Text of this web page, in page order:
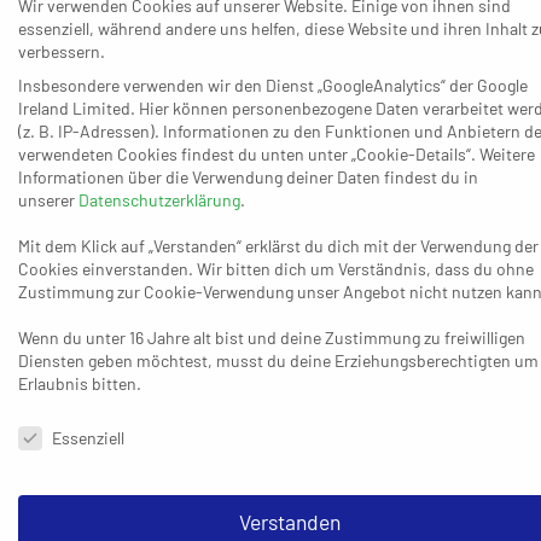
eines Spitzenreiters eiskalt ausgenutzt hat.“ Molsner zollte
seinem Team aus der Distanz ebenfalls Respekt: „Hut ab! Mit
diesem Kader gegen diesen Gegner 48 Minuten auf
Augenhöhe.“
Bis zum 7:7 (17.) war die Begegnung eine ausgeglichene
erspielten – 10:7 (20.), 13:9 (25.), 15:10 (29.). Die Hausherren
dachten allerdings nicht daran, die Punkte kampflos
(34.) zum 18:18-Ausgleich (40.). Felix Molsner (44.) und ein
Führung, die in der Schlussphase allerdings nicht reichte.
Korschenbroich bestrafte die Fehler der Gastgeber und schlug
Wir verwenden Cookies auf unserer Website. Einige von ihnen sind
essenziell, während andere uns helfen, diese Website und ihren Inhalt
verbessern.
Insbesondere verwenden wir den Dienst „GoogleAnalytics“ der Google
Ireland Limited. Hier können personenbezogene Daten verarbeitet
(z. B. IP-Adressen). Informationen zu den Funktionen und Anbietern
verwendeten Cookies findest du unten unter „Cookie-Details“. Weitere
Informationen über die Verwendung deiner Daten findest du in
unserer Datenschutzerklärung.
Mit dem Klick auf „Verstanden“ erklärst du dich mit der Verwendung der
Cookies einverstanden. Wir bitten dich um Verständnis, dass du ohne
Zustimmung zur Cookie-Verwendung unser Angebot nicht nutzen
Wenn du unter 16 Jahre alt bist und deine Zustimmung zu freiwilligen
Diensten geben möchtest, musst du deine Erziehungsberechtigten um
Erlaubnis bitten.
Datenschutzeinstellungen & Nutzungsbedingungen
Essenziell
Verstanden